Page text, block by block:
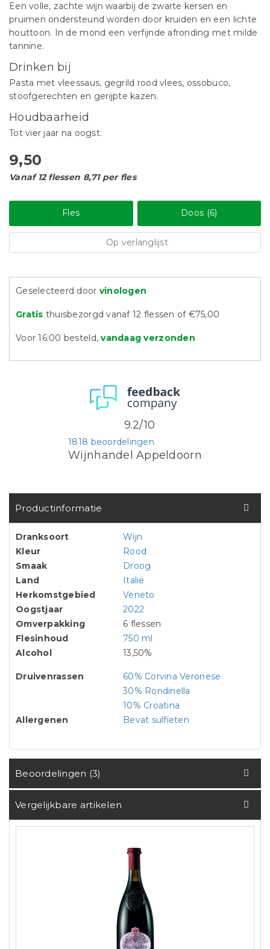
Een volle, zachte wijn waarbij de zwarte kersen en
pruimen ondersteund worden door kruiden en een lichte
houttoon. In de mond een verfijnde afronding met milde
tannine.
Drinken bij
Pasta met vleessaus, gegrild rood vlees, ossobuco,
stoofgerechten en gerijpte kazen.
Houdbaarheid
Tot vier jaar na oogst.
9,50
Vanaf 12 flessen 8,71 per fles
Fles Doos (6)
Op verlanglijst
Geselecteerd door vinologen
Gratis thuisbezorgd vanaf 12 flessen of €75,00
Voor 16:00 besteld,vandaag verzonden
Wijnhandel Appeldoorn
1818 beoordelingen
9.2/10
Productinformatie
Dranksoort
Wijn
Kleur
Rood
Smaak
Droog
Land
Italië
Herkomstgebied
Veneto
Oogstjaar
2022
Omverpakking
6 flessen
Flesinhoud
750 ml
Alcohol
13,50%
Druivenrassen
60% Corvina Veronese
30% Rondinella
10% Croatina
Allergenen
Bevat sulfieten
Beoordelingen (3)
Vergelijkbare artikelen